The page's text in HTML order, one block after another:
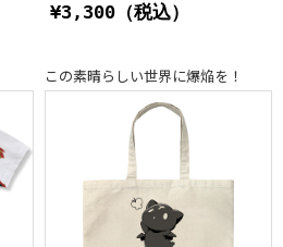
¥3,300（税込）
この素晴らしい世界に爆焔を！